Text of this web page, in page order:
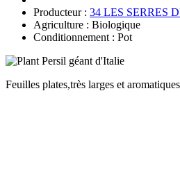
Producteur : 34 LES SERRES
Agriculture : Biologique
Conditionnement : Pot
Feuilles plates,très larges et aromatiques